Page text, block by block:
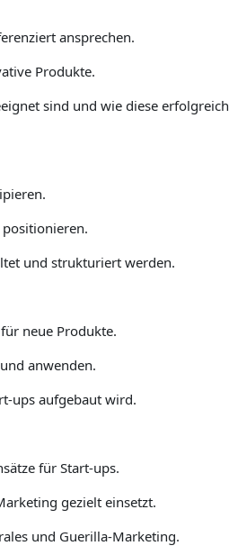
ansprechen.
Produkte.
sind und wie diese erfolgreich
und strukturiert werden.
neue Produkte.
anwenden.
ups aufgebaut wird.
für Start-ups.
gezielt einsetzt.
und Guerilla-Marketing.